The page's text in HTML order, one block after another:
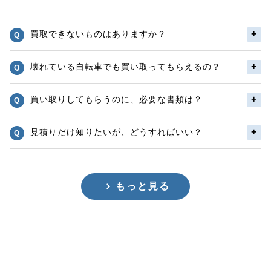
買取できないものはありますか？
壊れている自転車でも買い取ってもらえるの？
買い取りしてもらうのに、必要な書類は？
見積りだけ知りたいが、どうすればいい？
もっと見る